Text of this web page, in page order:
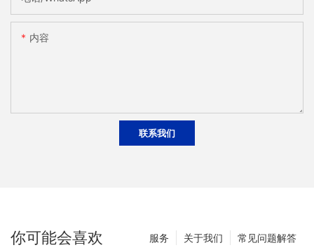
内容
联系我们
你可能会喜欢 常见问题解答
关于我们
服务